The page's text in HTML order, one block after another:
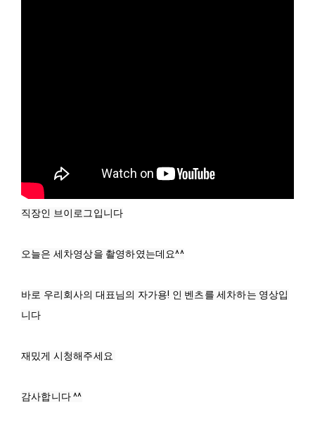
직장인 브이로그입니다
오늘은 세차영상을 촬영하였는데요^^
바로 우리회사의 대표님의 자가용! 인 벤츠를 세차하는 영상입
니다
재밌게 시청해주세요
감사합니다 ^^